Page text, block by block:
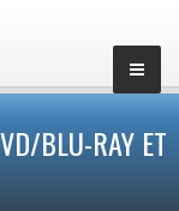
BLU-RAY ET